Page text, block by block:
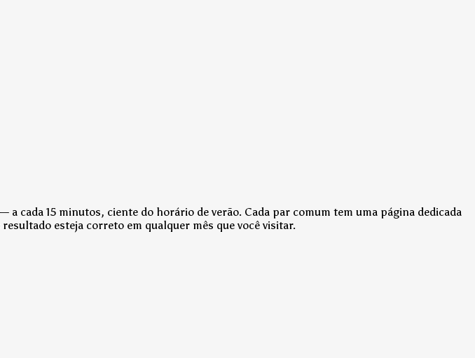
15 minutos, ciente do horário de verão. Cada par comum tem uma página dedicada
esteja correto em qualquer mês que você visitar.